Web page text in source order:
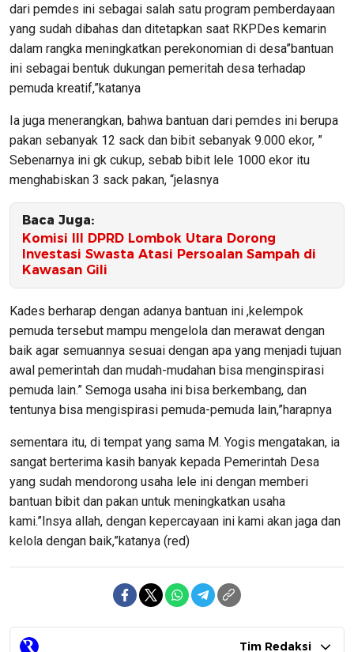
dari pemdes ini sebagai salah satu program pemberdayaan
yang sudah dibahas dan ditetapkan saat RKPDes kemarin
dalam rangka meningkatkan perekonomian di desa”bantuan
ini sebagai bentuk dukungan pemeritah desa terhadap
pemuda kreatif,”katanya
Ia juga menerangkan, bahwa bantuan dari pemdes ini berupa
pakan sebanyak 12 sack dan bibit sebanyak 9.000 ekor, ”
Sebenarnya ini gk cukup, sebab bibit lele 1000 ekor itu
menghabiskan 3 sack pakan, “jelasnya
Baca Juga:
Komisi III DPRD Lombok Utara Dorong
Investasi Swasta Atasi Persoalan Sampah di
Kawasan Gili
Kades berharap dengan adanya bantuan ini ,kelempok
pemuda tersebut mampu mengelola dan merawat dengan
baik agar semuannya sesuai dengan apa yang menjadi tujuan
awal pemerintah dan mudah-mudahan bisa menginspirasi
pemuda lain.” Semoga usaha ini bisa berkembang, dan
tentunya bisa mengispirasi pemuda-pemuda lain,”harapnya
sementara itu, di tempat yang sama M. Yogis mengatakan, ia
sangat berterima kasih banyak kepada Pemerintah Desa
yang sudah mendorong usaha lele ini dengan memberi
bantuan bibit dan pakan untuk meningkatkan usaha
kami.”Insya allah, dengan kepercayaan ini kami akan jaga dan
kelola dengan baik,”katanya (red)
Tim Redaksi